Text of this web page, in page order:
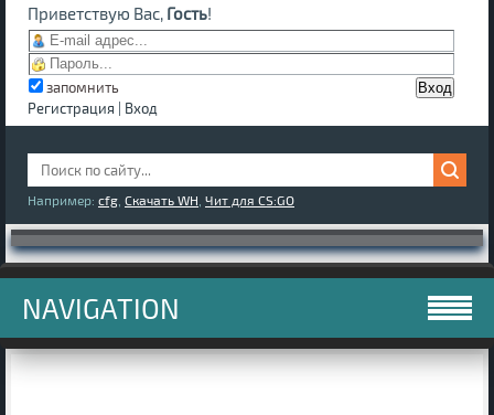
Например: cfg Скачать WH Чит для CS:GO
Приветствую Вас, Гость!
запомнить
Регистрация
Вход
NAVIGATION